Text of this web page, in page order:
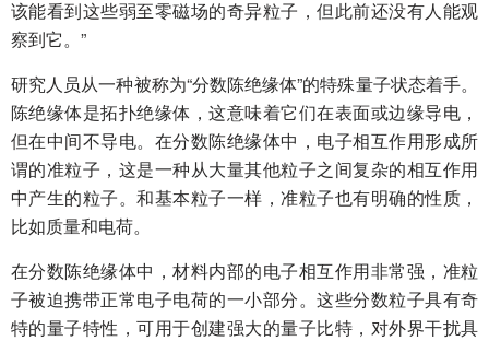
该能看到这些弱至零磁场的奇异粒子，但此前还没有人能观
察到它。”
研究人员从一种被称为“分数陈绝缘体”的特殊量子状态着手。
陈绝缘体是拓扑绝缘体，这意味着它们在表面或边缘导电，
但在中间不导电。在分数陈绝缘体中，电子相互作用形成所
谓的准粒子，这是一种从大量其他粒子之间复杂的相互作用
中产生的粒子。和基本粒子一样，准粒子也有明确的性质，
比如质量和电荷。
在分数陈绝缘体中，材料内部的电子相互作用非常强，准粒
子被迫携带正常电子电荷的一小部分。这些分数粒子具有奇
特的量子特性，可用于创建强大的量子比特，对外界干扰具